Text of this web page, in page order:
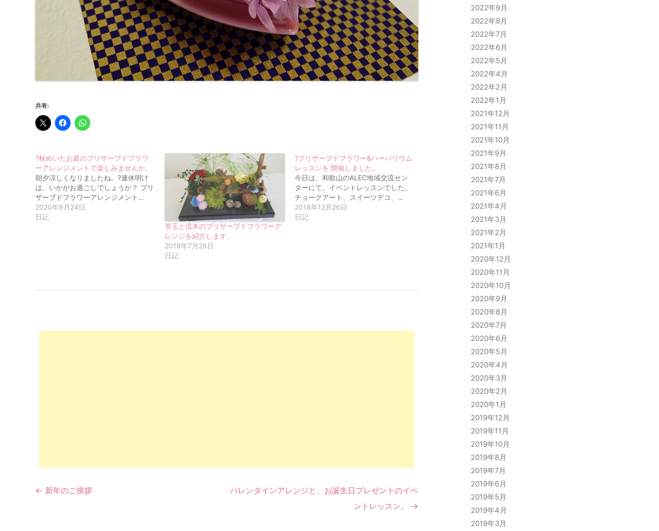
共有:
?秋めいたお庭のプリザーブドフラワ
ーアレンジメントで楽しみませんか。
朝夕涼しくなりましたね。?連休明け
は、いかがお過ごしでしょうか？ プリ
ザーブドフラワーアレンジメント…
2020年9月24日
日記
苔玉と流木のプリザーブドフラワーア
レンジを紹介します。
2018年7月28日
日記
?プリザーブドフラワー&ハーバリウム
レッスンを 開催しました。
今日は、和歌山のALEC地域交流セン
ターにて、イベントレッスンでした。
チョークアート、スイーツデコ、…
2018年12月26日
日記
投
← 新年のご挨拶
バレンタインアレンジと、お誕生日プレゼントのイベ
ントレッスン。 →
2022年9月
2022年8月
2022年7月
2022年6月
2022年5月
2022年4月
2022年2月
2022年1月
2021年12月
2021年11月
2021年10月
2021年9月
2021年8月
2021年7月
2021年6月
2021年4月
2021年3月
2021年2月
2021年1月
2020年12月
2020年11月
2020年10月
2020年9月
2020年8月
2020年7月
2020年6月
2020年5月
2020年4月
2020年3月
2020年2月
2020年1月
2019年12月
2019年11月
2019年10月
2019年8月
2019年7月
2019年6月
2019年5月
2019年4月
2019年3月